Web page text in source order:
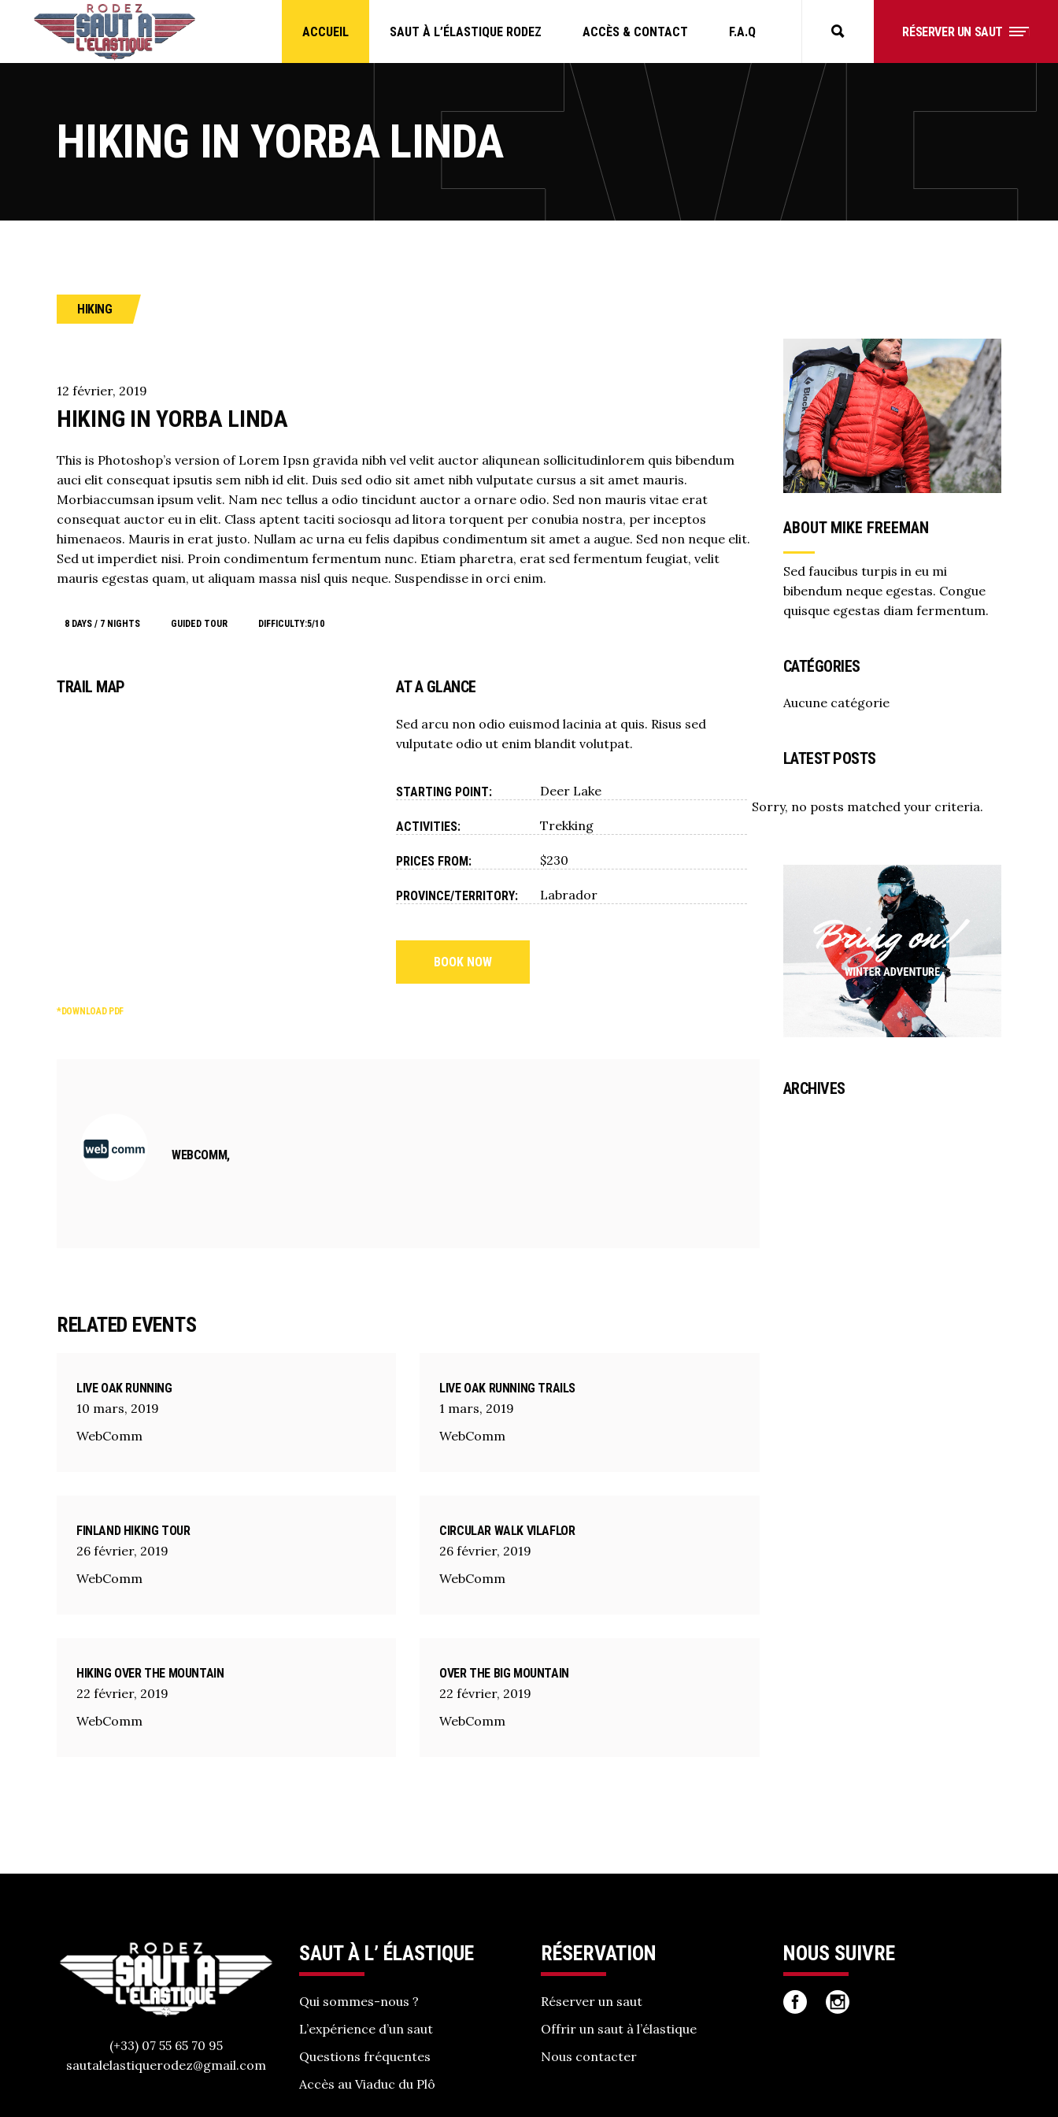
ACCUEIL SAUT À L’ÉLASTIQUE RODEZ ACCÈS & CONTACT F.A.Q RÉSERVER UN SAUT
HIKING IN YORBA LINDA
HIKING
12 février, 2019
HIKING IN YORBA LINDA
This is Photoshop’s version of Lorem Ipsn gravida nibh vel velit auctor aliqunean sollicitudinlorem quis bibendum
auci elit consequat ipsutis sem nibh id elit. Duis sed odio sit amet nibh vulputate cursus a sit amet mauris.
Morbiaccumsan ipsum velit. Nam nec tellus a odio tincidunt auctor a ornare odio. Sed non mauris vitae erat
consequat auctor eu in elit. Class aptent taciti sociosqu ad litora torquent per conubia nostra, per inceptos
himenaeos. Mauris in erat justo. Nullam ac urna eu felis dapibus condimentum sit amet a augue. Sed non neque elit.
Sed ut imperdiet nisi. Proin condimentum fermentum nunc. Etiam pharetra, erat sed fermentum feugiat, velit
mauris egestas quam, ut aliquam massa nisl quis neque. Suspendisse in orci enim.
8 DAYS / 7 NIGHTS GUIDED TOUR DIFFICULTY:5/10
TRAIL MAP AT A GLANCE
Sed arcu non odio euismod lacinia at quis. Risus sed
vulputate odio ut enim blandit volutpat.
STARTING POINT: Deer Lake
ACTIVITIES: Trekking
PRICES FROM: $230
PROVINCE/TERRITORY: Labrador
BOOK NOW
*DOWNLOAD PDF
WEBCOMM,
RELATED EVENTS
LIVE OAK RUNNING
10 mars, 2019
WebComm
LIVE OAK RUNNING TRAILS
1 mars, 2019
WebComm
FINLAND HIKING TOUR
26 février, 2019
WebComm
CIRCULAR WALK VILAFLOR
26 février, 2019
WebComm
HIKING OVER THE MOUNTAIN
22 février, 2019
WebComm
OVER THE BIG MOUNTAIN
22 février, 2019
WebComm
ABOUT MIKE FREEMAN
Sed faucibus turpis in eu mi
bibendum neque egestas. Congue
quisque egestas diam fermentum.
CATÉGORIES
Aucune catégorie
LATEST POSTS
Sorry, no posts matched your criteria.
ARCHIVES
(+33) 07 55 65 70 95
sautalelastiquerodez@gmail.com
SAUT À L’ ÉLASTIQUE
Qui sommes-nous ?
L’expérience d’un saut
Questions fréquentes
Accès au Viaduc du Plô
RÉSERVATION
Réserver un saut
Offrir un saut à l’élastique
Nous contacter
NOUS SUIVRE